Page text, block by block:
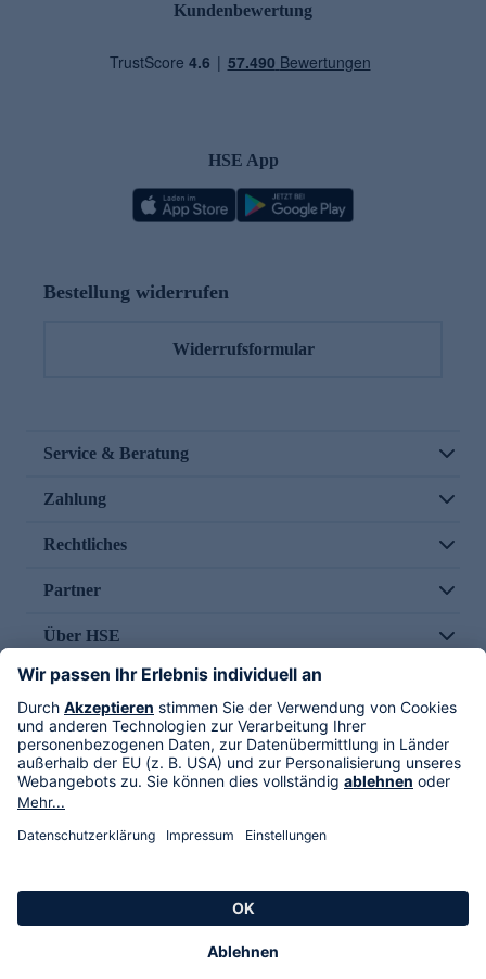
Kundenbewertung
HSE App
Bestellung widerrufen
Widerrufsformular
Service & Beratung
Zahlung
Rechtliches
Partner
Über HSE
Im TV
HSE International